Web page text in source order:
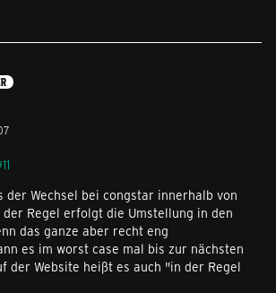
der Wechsel bei congstar innerhalb von
Regel erfolgt die Umstellung in den
das ganze aber recht eng
es im worst case mal bis zur nächsten
der Website heißt es auch "in der Regel